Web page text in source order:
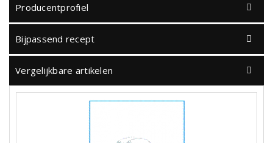
Producentprofiel
Bijpassend recept
Vergelijkbare artikelen